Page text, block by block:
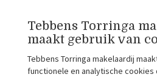
Tebbens Torringa
maakt gebruik van
Tebbens Torringa makelaardij
functionele en analytische cookies